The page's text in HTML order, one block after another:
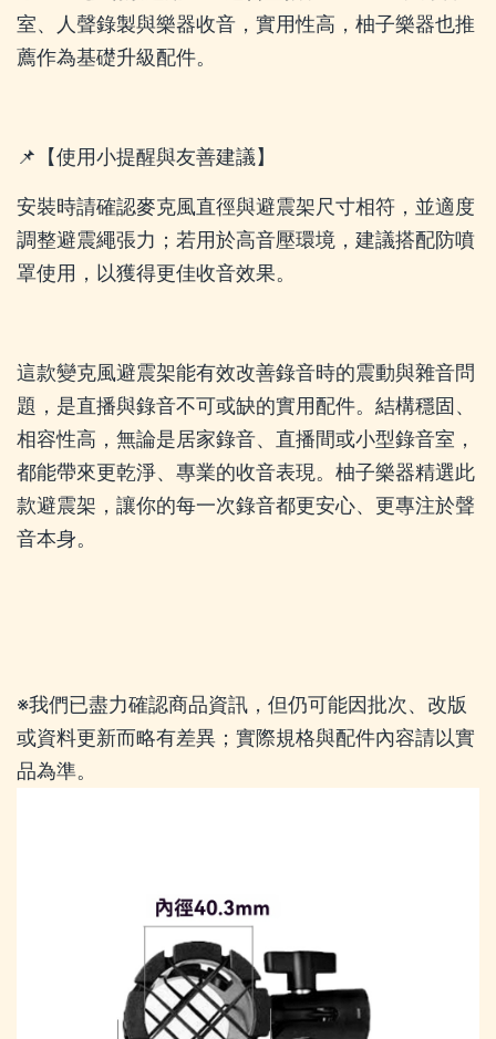
室、人聲錄製與樂器收音，實用性高，柚子樂器也推
薦作為基礎升級配件。
📌【使用小提醒與友善建議】
安裝時請確認麥克風直徑與避震架尺寸相符，並適度
調整避震繩張力；若用於高音壓環境，建議搭配防噴
罩使用，以獲得更佳收音效果。
這款變克風避震架能有效改善錄音時的震動與雜音問
題，是直播與錄音不可或缺的實用配件。結構穩固、
相容性高，無論是居家錄音、直播間或小型錄音室，
都能帶來更乾淨、專業的收音表現。柚子樂器精選此
款避震架，讓你的每一次錄音都更安心、更專注於聲
音本身。
※我們已盡力確認商品資訊，但仍可能因批次、改版
或資料更新而略有差異；實際規格與配件內容請以實
品為準。